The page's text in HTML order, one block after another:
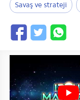
Savaş ve strateji